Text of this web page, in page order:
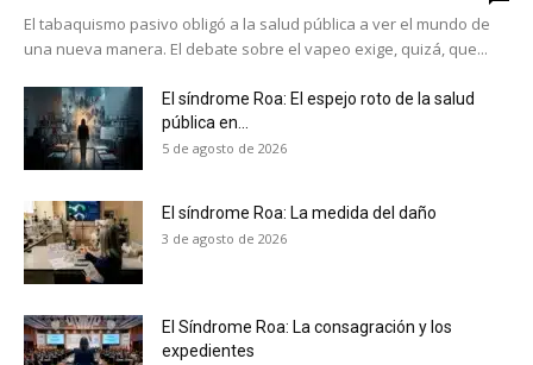
El tabaquismo pasivo obligó a la salud pública a ver el mundo de
una nueva manera. El debate sobre el vapeo exige, quizá, que...
El síndrome Roa: El espejo roto de la salud
pública en...
5 de agosto de 2026
El síndrome Roa: La medida del daño
3 de agosto de 2026
El Síndrome Roa: La consagración y los
expedientes